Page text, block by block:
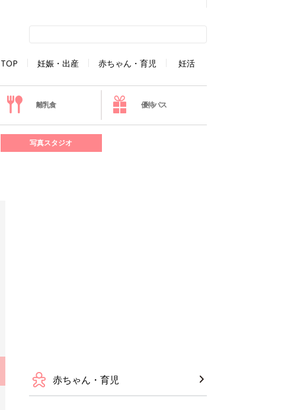
TOP 妊娠・出産 赤ちゃん・育児 妊活
離乳食 優待パス
写真スタジオ
赤ちゃん・育児